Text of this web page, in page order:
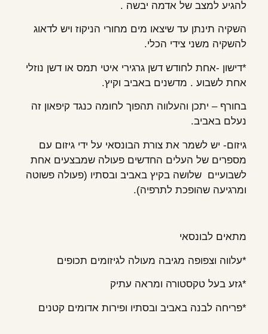
להגיע למצב של אדמה יבשה .
השקיה תינתן עד שיצאו מים מחורי הניקוז ויש לדאוג
להשקיה משני צידי הכלי.
*דישון -אחת לחודש דשן גרגירי איטי תמס או דשן נוזלי
אחת לשבוע . מדשנים באביב וקיץ.
בחורף – יתכן והעלווה תהפוך לחומה כנגד קיפאון זה
נעלם באביב.
גיזום- יש לשמר את צורת הבונסאי על ידי גיזום עם
מספרים של העלים החדשים פעולה שמבצעים אחת
לשבועיים שלושה בקיץ באביב ובסתיו (פעולה פשוטה
ומרגיעה שהופכת לתרפיה).
מתאים לבונסאי
*עלווה וצפופה מגיבה מעולה לגיזומים תכופים
*גזע בעל טקסטורה ומראה עתיק
*פריחה לבנה באביב ובסתיו ופירות אדומים קטנים